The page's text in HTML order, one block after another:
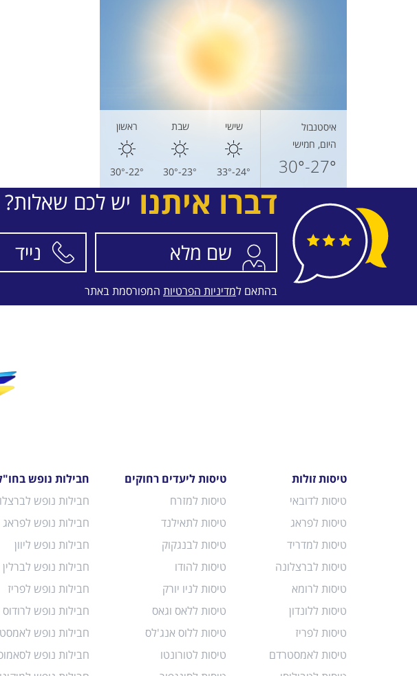
איסטנבול
היום, חמישי
27°-30°
שישי
24°-33°
שבת
23°-30°
ראשון
22°-30°
דברו איתנו יש לכם שאלות?
בהתאם למדיניות הפרטיות המפורסמת באתר
טיסות זולות
טיסות לדובאי
טיסות לפראג
טיסות למדריד
טיסות לברצלונה
טיסות לרומא
טיסות ללונדון
טיסות לפריז
טיסות לאמסטרדם
טיסות ליעדים רחוקים
טיסות למזרח
טיסות לתאילנד
טיסות לבנגקוק
טיסות להודו
טיסות לניו יורק
טיסות ללאס וגאס
טיסות ללוס אנג'לס
טיסות לטורונטו
חבילות נופש
חבילות נופש
חבילות נופש לפראג
חבילות נופש ליוון
חבילות נופש לברלין
חבילות נופש לפריז
חבילות נופש לרודוס
חבילות נופש
חבילות נופש